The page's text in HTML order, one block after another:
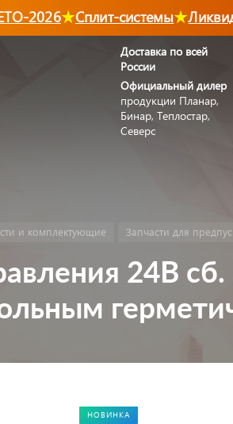
2026 Сплит-системы
Доставка по всей
России
Официальный дилер
продукции Планар,
Бинар, Теплостар,
Северс
и комплектующие Запчасти для
24В сб.
НОВИНКА